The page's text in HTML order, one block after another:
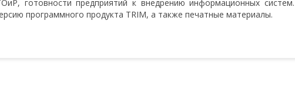
готовности предприятий к внедрению информационных систем.
программного продукта TRIM, а также печатные материалы.